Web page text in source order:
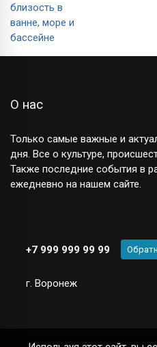
О нас
Только самые важные и
дня. Все о культуре,
Также последние события в
ежедневно на нашем сайте.
+7 999 999 99 99
г. Воронеж